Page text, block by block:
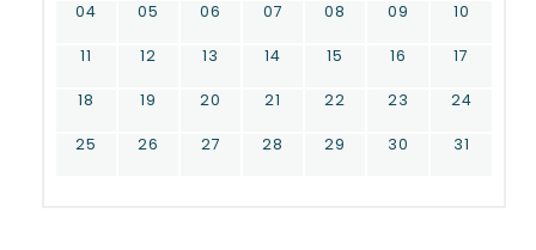
04 05 06 07 08 09 10
11 12 13 14 15 16 17
18 19 20 21 22 23 24
25 26 27 28 29 30 31